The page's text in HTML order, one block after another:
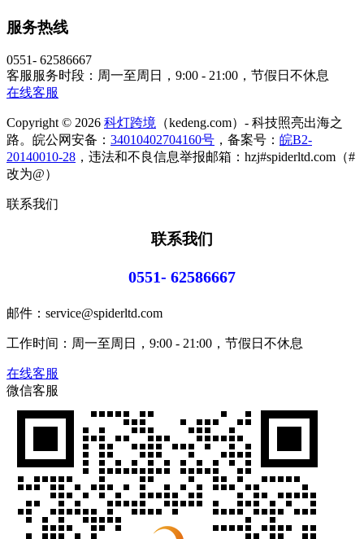
服务热线
0551- 62586667
客服服务时段：周一至周日，9:00 - 21:00，节假日不休息
在线客服
Copyright © 2026 科灯跨境 （kedeng.com）- 科技照亮出海之
路。皖公网安备： 34010402704160号 ，备案号： 皖B2-
20140010-28 ，违法和不良信息举报邮箱：hzj#spiderltd.com（#
改为@）
联系我们
联系我们
0551- 62586667
邮件：service@spiderltd.com
工作时间：周一至周日，9:00 - 21:00，节假日不休息
在线客服
微信客服